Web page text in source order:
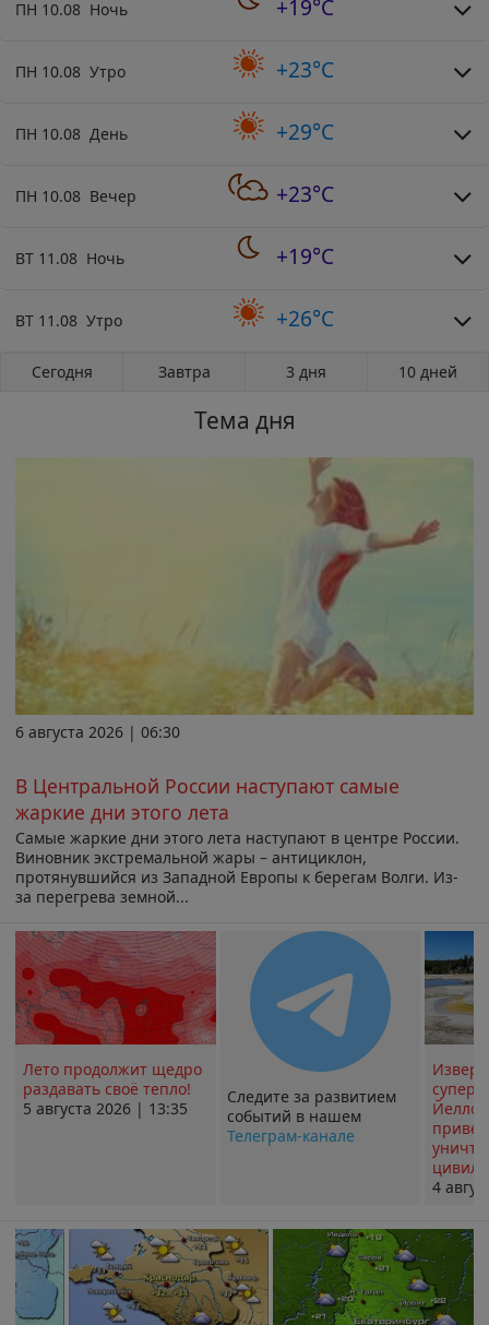
ПН 10.08 Ночь +19°C
ПН 10.08 Утро +23°C
ПН 10.08 День +29°C
ПН 10.08 Вечер +23°C
ВТ 11.08 Ночь +19°C
ВТ 11.08 Утро +26°C
Сегодня Завтра 3 дня 10 дней
Тема дня
6 августа 2026 | 06:30
В Центральной России наступают самые
жаркие дни этого лета
Самые жаркие дни этого лета наступают в центре России.
Виновник экстремальной жары – антициклон,
протянувшийся из Западной Европы к берегам Волги. Из-
за перегрева земной...
Лето продолжит щедро
раздавать своё тепло!
5 августа 2026 | 13:35
Следите за развитием
событий в нашем
Телеграм-канале
4